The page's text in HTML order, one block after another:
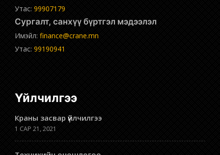
Утас: 99907179
Сургалт, санхүү бүртгэл мэдээлэл
Имэйл: finance@crane.mn
Утас: 99190941
Үйлчилгээ
Краны засвар үйлчилгээ
1 САР 21, 2021